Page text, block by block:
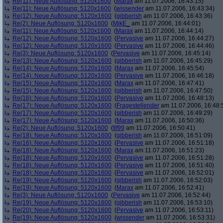
Re(11): Neue Auflösung: 5120x1600 (wissender am 11.07.2006, 16:43:34)
Re(12): Neue Auflösung: 5120x1600 (gibberish am 11.07.2006, 16:43:36)
Re(2): Neue Auflösung: 5120x1600 (MikE_
am 11.07.2006, 16:44:01)
Re(11): Neue Auflösung: 5120x1600 (Marax am 11.07.2006, 16:44:14)
Re(12): Neue Auflösung: 5120x1600 (Pervasive am 11.07.2006, 16:44:27)
Re(12): Neue Auflösung: 5120x1600 (Pervasive am 11.07.2006, 16:44:46)
Re(3): Neue Auflösung: 5120x1600 (Pervasive am 11.07.2006, 16:45:14)
Re(13): Neue Auflösung: 5120x1600 (gibberish am 11.07.2006, 16:45:29)
Re(14): Neue Auflösung: 5120x1600 (Marax am 11.07.2006, 16:45:54)
Re(14): Neue Auflösung: 5120x1600 (Pervasive am 11.07.2006, 16:46:18)
Re(15): Neue Auflösung: 5120x1600 (Marax am 11.07.2006, 16:47:41)
Re(15): Neue Auflösung: 5120x1600 (gibberish am 11.07.2006, 16:47:50)
Re(16): Neue Auflösung: 5120x1600 (Pervasive am 11.07.2006, 16:48:13)
Re(17): Neue Auflösung: 5120x1600 (Fragestellender am 11.07.2006,
Re(17): Neue Auflösung: 5120x1600 (gibberish am 11.07.2006, 16:49:29)
Re(17): Neue Auflösung: 5120x1600 (Marax am 11.07.2006, 16:50:36)
Re(2): Neue Auflösung: 5120x1600 (fif99 am 11.07.2006, 16:50:41)
Re(18): Neue Auflösung: 5120x1600 (gibberish am 11.07.2006, 16:51:09)
Re(16): Neue Auflösung: 5120x1600 (Pervasive am 11.07.2006, 16:51:18)
Re(18): Neue Auflösung: 5120x1600 (Marax am 11.07.2006, 16:51:23)
Re(18): Neue Auflösung: 5120x1600 (Pervasive am 11.07.2006, 16:51:28)
Re(18): Neue Auflösung: 5120x1600 (Pervasive am 11.07.2006, 16:51:40)
Re(18): Neue Auflösung: 5120x1600 (Pervasive am 11.07.2006, 16:52:01)
Re(19): Neue Auflösung: 5120x1600 (gibberish am 11.07.2006, 16:52:03)
Re(19): Neue Auflösung: 5120x1600 (Marax am 11.07.2006, 16:52:41)
Re(3): Neue Auflösung: 5120x1600 (Pervasive am 11.07.2006, 16:52:44)
Re(19): Neue Auflösung: 5120x1600 (gibberish am 11.07.2006, 16:53:10)
Re(20): Neue Auflösung: 5120x1600 (Pervasive am 11.07.2006, 16:53:11)
Re(19): Neue Auflösung: 5120x1600 (wissender am 11.07.2006, 16:53:31)